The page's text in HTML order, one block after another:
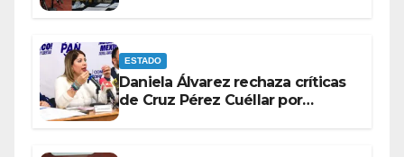
ESTADO
Daniela Álvarez rechaza críticas
de Cruz Pérez Cuéllar por